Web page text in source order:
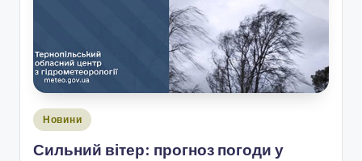
Опубліковано
Новини
Сильний вітер: прогноз погоди у